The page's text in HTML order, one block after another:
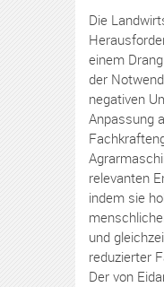
Die
einem
der
negativen
Anpassung
relevanten
indem sie
und
reduzierter
Der von